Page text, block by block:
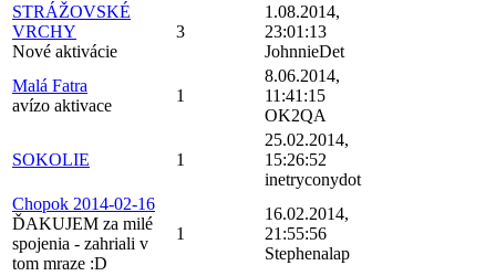
STRÁŽOVSKÉ
VRCHY
Nové aktivácie
3
1.08.2014,
23:01:13
JohnnieDet
Malá Fatra
avízo aktivace
1
8.06.2014,
11:41:15
OK2QA
SOKOLIE 1
25.02.2014,
15:26:52
inetryconydot
Chopok 2014-02-16
ĎAKUJEM za milé
spojenia - zahriali v
tom mraze :D
1
16.02.2014,
21:55:56
Stephenalap